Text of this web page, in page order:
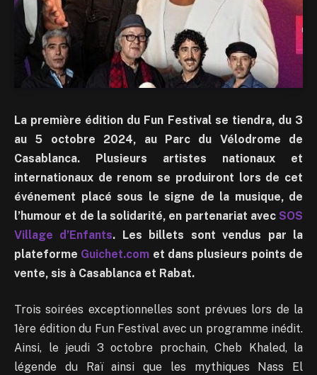
La première édition du Fun Festival se tiendra, du 3
au 5 octobre 2024, au Parc du Vélodrome de
Casablanca. Plusieurs artistes nationaux et
internationaux de renom se produiront lors de cet
événement placé sous le signe de la musique, de
l’humour et de la solidarité, en partenariat avecSOS
Village d’Enfants. Les billets sont vendus par la
plateforme Guichet.com et dans plusieurs points de
vente, sis à Casablanca et Rabat.
Trois soirées exceptionnelles sont prévues lors de la
1ère édition du Fun Festival avec un programme inédit.
Ainsi, le jeudi 3 octobre prochain, Cheb Khaled, la
légende du Raï ainsi que les mythiques Nass El